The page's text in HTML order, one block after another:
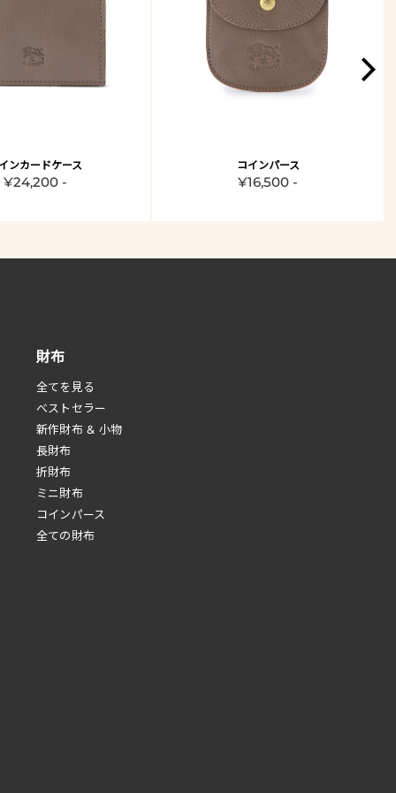
ンカードケース
¥24,200 -
コインパース
¥16,500 -
財布
全てを見る
べストセラー
新作財布 & 小物
長財布
折財布
ミニ財布
コインパース
全ての財布